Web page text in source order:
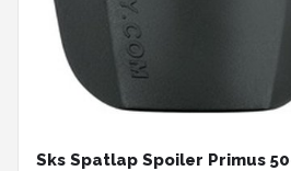
Sks Spatlap Spoiler Primus